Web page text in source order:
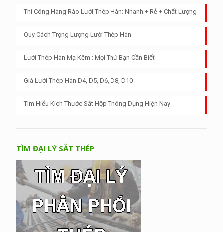
Thi Công Hàng Rào Lưới Thép Hàn: Nhanh + Rẻ + Chất Lượng
Quy Cách Trọng Lượng Lưới Thép Hàn
Lưới Thép Hàn Mạ Kẽm : Mọi Thứ Bạn Cần Biết
Giá Lưới Thép Hàn D4, D5, D6, D8, D10
Tìm Hiểu Kích Thước Sắt Hộp Thông Dụng Hiện Nay
TÌM ĐẠI LÝ SẮT THÉP